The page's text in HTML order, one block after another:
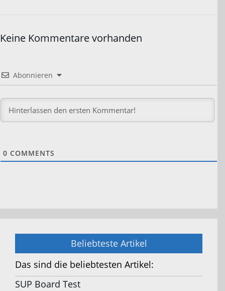
Keine Kommentare vorhanden
Abonnieren
0 COMMENTS
Beliebteste Artikel
Das sind die beliebtesten Artikel:
SUP Board Test